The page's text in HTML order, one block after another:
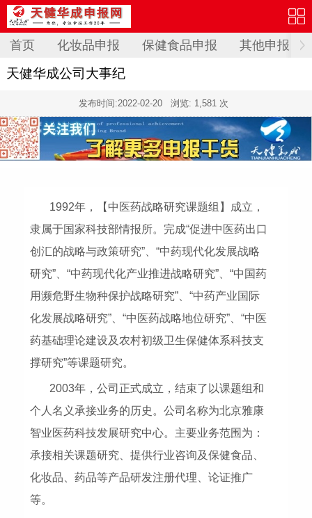
首页 化妆品申报 保健食品申报 其他申报
天健华成公司大事纪
发布时间:2022-02-20 浏览: 1,581 次
1992年，【中医药战略研究课题组】成立，
隶属于国家科技部情报所。完成“促进中医药出口
创汇的战略与政策研究”、“中药现代化发展战略
研究”、“中药现代化产业推进战略研究”、“中国药
用濒危野生物种保护战略研究”、“中药产业国际
化发展战略研究”、“中医药战略地位研究”、“中医
药基础理论建设及农村初级卫生保健体系科技支
撑研究”等课题研究。
2003年，公司正式成立，结束了以课题组和
个人名义承接业务的历史。公司名称为北京雅康
智业医药科技发展研究中心。主要业务范围为：
承接相关课题研究、提供行业咨询及保健食品、
化妆品、药品等产品研发注册代理、论证推广
等。